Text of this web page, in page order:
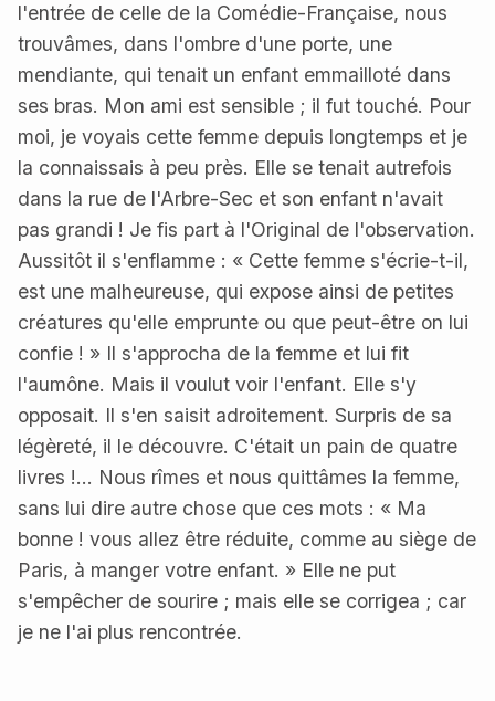
l'entrée de celle de la Comédie-Française, nous
trouvâmes, dans l'ombre d'une porte, une
mendiante, qui tenait un enfant emmailloté dans
ses bras. Mon ami est sensible ; il fut touché. Pour
moi, je voyais cette femme depuis longtemps et je
la connaissais à peu près. Elle se tenait autrefois
dans la rue de l'Arbre-Sec et son enfant n'avait
pas grandi ! Je fis part à l'Original de l'observation.
Aussitôt il s'enflamme : « Cette femme s'écrie-t-il,
est une malheureuse, qui expose ainsi de petites
créatures qu'elle emprunte ou que peut-être on lui
confie ! » Il s'approcha de la femme et lui fit
l'aumône. Mais il voulut voir l'enfant. Elle s'y
opposait. Il s'en saisit adroitement. Surpris de sa
légèreté, il le découvre. C'était un pain de quatre
livres !... Nous rîmes et nous quittâmes la femme,
sans lui dire autre chose que ces mots : « Ma
bonne ! vous allez être réduite, comme au siège de
Paris, à manger votre enfant. » Elle ne put
s'empêcher de sourire ; mais elle se corrigea ; car
je ne l'ai plus rencontrée.